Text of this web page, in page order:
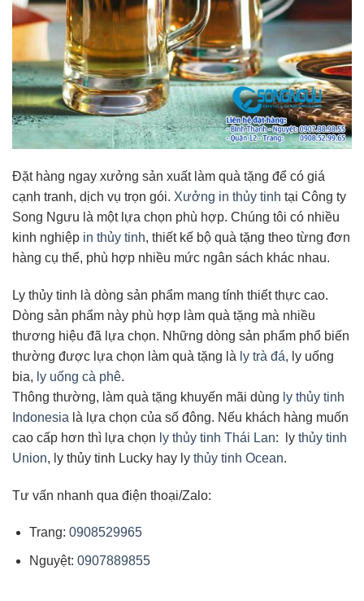
Đặt hàng ngay xưởng sản xuất làm quà tặng để có giá
cạnh tranh, dịch vụ trọn gói. Xưởng in thủy tinh tại Công ty
Song Ngưu là một lựa chọn phù hợp. Chúng tôi có nhiều
kinh nghiệp in thủy tinh, thiết kế bộ quà tặng theo từng đơn
hàng cụ thể, phù hợp nhiều mức ngân sách khác nhau.
Ly thủy tinh là dòng sản phẩm mang tính thiết thực cao.
Dòng sản phẩm này phù hợp làm quà tặng mà nhiều
thương hiệu đã lựa chọn. Những dòng sản phẩm phổ biến
thường được lựa chọn làm quà tặng là ly trà đá, ly uống
bia, ly uống cà phê.
Thông thường, làm quà tặng khuyến mãi dùng ly thủy tinh
Indonesia là lựa chọn của số đông. Nếu khách hàng muốn
cao cấp hơn thì lựa chọn ly thủy tinh Thái Lan: ly thủy tinh
Union, ly thủy tinh Lucky hay ly thủy tinh Ocean.
Tư vấn nhanh qua điện thoại/Zalo:
Trang: 0908529965
Nguyệt: 0907889855